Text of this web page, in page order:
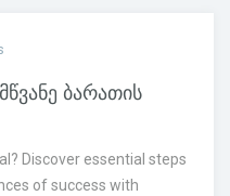
ბარათის
Discover essential steps
of success with